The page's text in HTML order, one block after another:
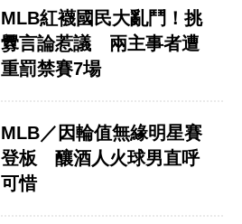
MLB紅襪國民大亂鬥！挑
釁言論惹議 兩主事者遭
重罰禁賽7場
MLB／因輪值無緣明星賽
登板 釀酒人火球男直呼
可惜